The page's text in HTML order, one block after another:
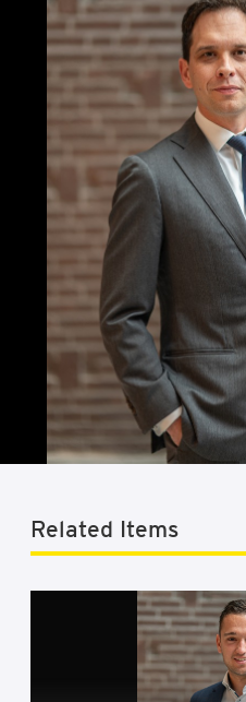
Related Items